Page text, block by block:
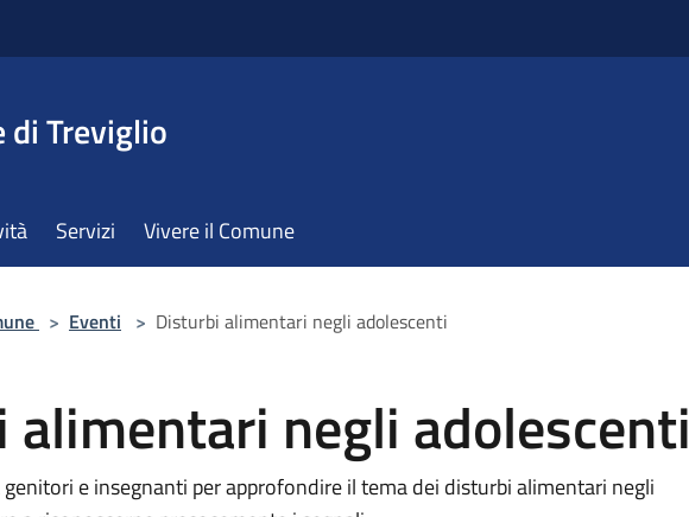
di Treviglio
Servizi Vivere il Comune
> Eventi > Disturbi alimentari negli adolescenti
negli adolescenti
e insegnanti per approfondire il tema dei disturbi alimentari negli